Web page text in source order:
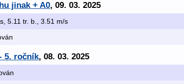
jinak + A0, 09. 03. 2025
5.11 tr. b., 3.51 m/s
5. ročník, 08. 03. 2025